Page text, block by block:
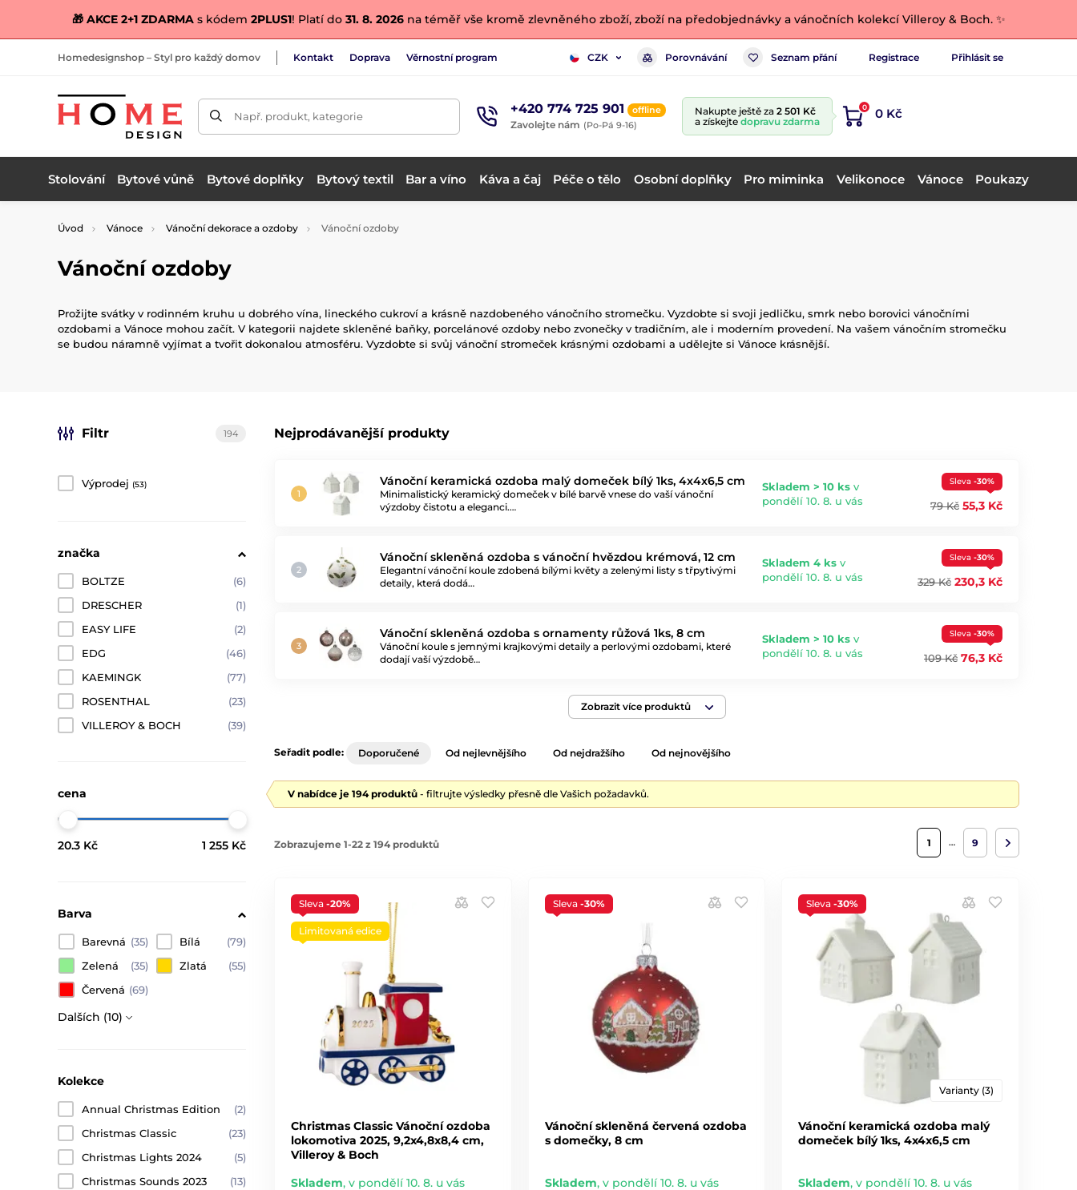
🎁 AKCE 2+1 ZDARMAs kódem 2PLUS1! Platí do31. 8. 2026na téměř vše kromě zlevněného zboží, zboží na předobjednávky a vánočních kolekcí Villeroy & Boch. ✨
Homedesignshop – Styl pro každý domov Kontakt Doprava Věrnostní program CZK Porovnávání Seznam přání Registrace Přihlásit se
Např. produkt, kategorie +420 774 725 901 offline
Zavolejte nám (Po-Pá 9-16)
Nakupte ještě za 2 501 Kč
a získejte dopravu zdarma
0 0 Kč
Stolování Bytové vůně Bytové doplňky Bytový textil Bar a víno Káva a čaj Péče o tělo Osobní doplňky Pro miminka Velikonoce Vánoce Poukazy
Úvod Vánoce Vánoční dekorace a ozdoby Vánoční ozdoby
Vánoční ozdoby
Prožijte svátky v rodinném kruhu u dobrého vína, lineckého cukroví a krásně nazdobeného vánočního stromečku. Vyzdobte si svoji jedličku, smrk nebo borovici vánočními
ozdobami a Vánoce mohou začít. V kategorii najdete skleněné baňky, porcelánové ozdoby nebo zvonečky v tradičním, ale i moderním provedení. Na vašem vánočním stromečku
se budou náramně vyjímat a tvořit dokonalou atmosféru. Vyzdobte si svůj vánoční stromeček krásnými ozdobami a udělejte si Vánoce krásnější.
Nejprodávanější produkty
Vánoční keramická ozdoba malý domeček bílý 1ks, 4x4x6,5 cm
Minimalistický keramický domeček v bílé barvě vnese do vaší vánoční
výzdoby čistotu a eleganci.…
Skladem > 10 ks v
pondělí 10. 8. u vás
Sleva -30%
79 Kč 55,3 Kč
Vánoční skleněná ozdoba s vánoční hvězdou krémová, 12 cm
Elegantní vánoční koule zdobená bílými květy a zelenými listy s třpytivými
detaily, která dodá…
Skladem 4 ks v
pondělí 10. 8. u vás
Sleva -30%
329 Kč 230,3 Kč
Vánoční skleněná ozdoba s ornamenty růžová 1ks, 8 cm
Vánoční koule s jemnými krajkovými detaily a perlovými ozdobami, které
dodají vaší výzdobě…
Skladem > 10 ks v
pondělí 10. 8. u vás
Sleva -30%
109 Kč 76,3 Kč
Zobrazit více produktů
Filtr 194
Výprodej (53)
značka
BOLTZE
(6)
DRESCHER
(1)
EASY LIFE
(2)
EDG
(46)
KAEMINGK
(77)
ROSENTHAL
(23)
VILLEROY & BOCH
(39)
cena
20.3 Kč 1 255 Kč
Barva
Barevná (35) Bílá
(79)
Zelená
(35) Zlatá
(55)
Červená (69)
Dalších (10)
Kolekce
Annual Christmas Edition
(2)
Christmas Classic
(23)
Christmas Lights 2024
(5)
Christmas Sounds 2023
(13)
Seřadit podle: Doporučené Od nejlevnějšího Od nejdražšího Od nejnovějšího
V nabídce je 194 produktů - filtrujte výsledky přesně dle Vašich požadavků.
Zobrazujeme 1-22 z 194 produktů 1 … 9
Sleva -20%
Limitovaná edice
Christmas Classic Vánoční ozdoba
lokomotiva 2025, 9,2x4,8x8,4 cm,
Villeroy & Boch
Skladem, v pondělí 10. 8. u vás
Sleva -30%
Vánoční skleněná červená ozdoba
s domečky, 8 cm
Skladem, v pondělí 10. 8. u vás
Sleva-30%
Varianty (3)
Vánoční keramická ozdoba malý
domeček bílý 1ks, 4x4x6,5 cm
Skladem,v pondělí 10. 8. u vás